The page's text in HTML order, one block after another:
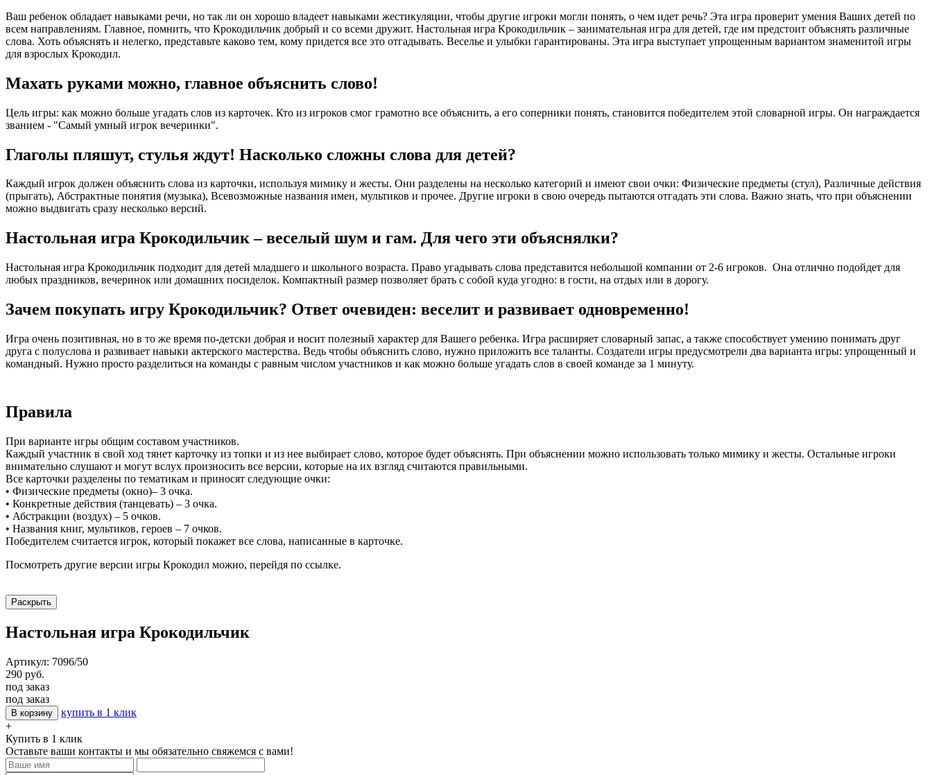
Ваш ребенок обладает навыками речи, но так ли он хорошо владеет навыками жестикуляции, чтобы другие игроки могли понять, о чем идет речь? Эта игра проверит умения Ваших детей по
всем направлениям. Главное, помнить, что Крокодильчик добрый и со всеми дружит. Настольная игра Крокодильчик – занимательная игра для детей, где им предстоит объяснять различные
слова. Хоть объяснять и нелегко, представьте каково тем, кому придется все это отгадывать. Веселье и улыбки гарантированы. Эта игра выступает упрощенным вариантом знаменитой игры
для взрослых Крокодил.
Махать руками можно, главное объяснить слово!
Цель игры: как можно больше угадать слов из карточек. Кто из игроков смог грамотно все объяснить, а его соперники понять, становится победителем этой словарной игры. Он награждается
званием - "Cамый умный игрок вечеринки".
Глаголы пляшут, стулья ждут! Насколько сложны слова для детей?
Каждый игрок должен объяснить слова из карточки, используя мимику и жесты. Они разделены на несколько категорий и имеют свои очки: Физические предметы (стул), Различные действия
(прыгать), Абстрактные понятия (музыка), Всевозможные названия имен, мультиков и прочее. Другие игроки в свою очередь пытаются отгадать эти слова. Важно знать, что при объяснении
можно выдвигать сразу несколько версий.
Настольная игра Крокодильчик – веселый шум и гам. Для чего эти объяснялки?
Настольная игра Крокодильчик подходит для детей младшего и школьного возраста. Право угадывать слова представится небольшой компании от 2-6 игроков. Она отлично подойдет для
любых праздников, вечеринок или домашних посиделок. Компактный размер позволяет брать с собой куда угодно: в гости, на отдых или в дорогу.
Зачем покупать игру Крокодильчик? Ответ очевиден: веселит и развивает одновременно!
Игра очень позитивная, но в то же время по-детски добрая и носит полезный характер для Вашего ребенка. Игра расширяет словарный запас, а также способствует умению понимать друг
друга с полуслова и развивает навыки актерского мастерства. Ведь чтобы объяснить слово, нужно приложить все таланты. Создатели игры предусмотрели два варианта игры: упрощенный и
командный. Нужно просто разделиться на команды с равным числом участников и как можно больше угадать слов в своей команде за 1 минуту.
Правила
При варианте игры общим составом участников.
Каждый участник в свой ход тянет карточку из топки и из нее выбирает слово, которое будет объяснять. При объяснении можно использовать только мимику и жесты. Остальные игроки
внимательно слушают и могут вслух произносить все версии, которые на их взгляд считаются правильными.
Все карточки разделены по тематикам и приносят следующие очки:
• Физические предметы (окно)– 3 очка.
• Конкретные действия (танцевать) – 3 очка.
• Абстракции (воздух) – 5 очков.
• Названия книг, мультиков, героев – 7 очков.
Победителем считается игрок, который покажет все слова, написанные в карточке.
Посмотреть другие версии игры Крокодил можно, перейдя по ссылке.
Раскрыть
Настольная игра Крокодильчик
Артикул: 7096/50
290 руб.
под заказ
под заказ
В корзину
купить в 1 клик
+
Купить в 1 клик
Оставьте ваши контакты и мы обязательно свяжемся с вами!